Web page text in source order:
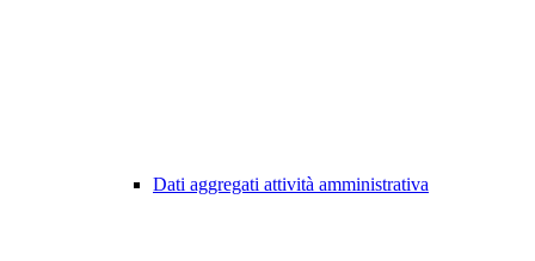
Dati aggregati attività amministrativa